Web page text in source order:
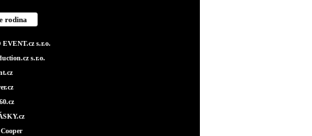
rodina
EVENT.cz s.r.o.
s.r.o.